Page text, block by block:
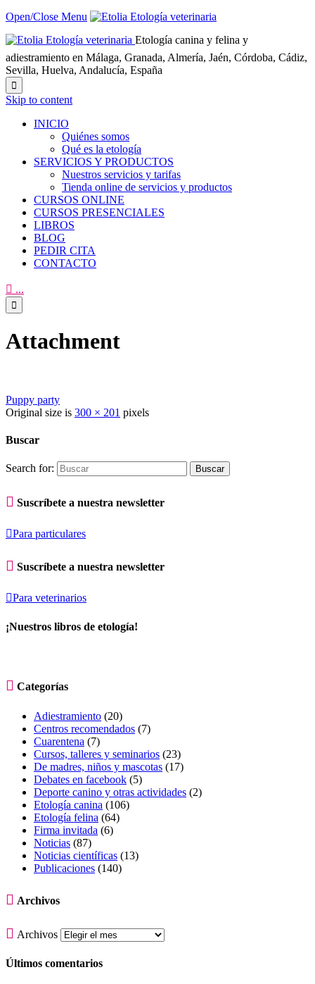
Open/Close Menu
Etología canina y felina y
adiestramiento en Málaga, Granada, Almería, Jaén, Córdoba, Cádiz,
Sevilla, Huelva, Andalucía, España

Skip to content
INICIO
Quiénes somos
Qué es la etología
SERVICIOS Y PRODUCTOS
Nuestros servicios y tarifas
Tienda online de servicios y productos
CURSOS ONLINE
CURSOS PRESENCIALES
LIBROS
BLOG
PEDIR CITA
CONTACTO
 ...

Attachment
Puppy party
Original size is 300 × 201 pixels
Buscar
Search for:
 Suscríbete a nuestra newsletter
Para particulares
 Suscríbete a nuestra newsletter
Para veterinarios
¡Nuestros libros de etología!
 Categorías
Adiestramiento (20)
Centros recomendados (7)
Cuarentena (7)
Cursos, talleres y seminarios (23)
De madres, niños y mascotas (17)
Debates en facebook (5)
Deporte canino y otras actividades (2)
Etología canina (106)
Etología felina (64)
Firma invitada (6)
Noticias (87)
Noticias científicas (13)
Publicaciones (140)
 Archivos
 Archivos
Últimos comentarios